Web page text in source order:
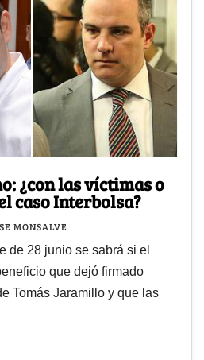
¿con las víctimas o
caso Interbolsa?
MONSALVE
de 28 junio se sabrá si el
que dejó firmado
Tomás Jaramillo y que las